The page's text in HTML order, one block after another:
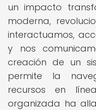
un impacto
moderna,
interactuamos,
y nos
creación de un
permite la
recursos en
organizada ha